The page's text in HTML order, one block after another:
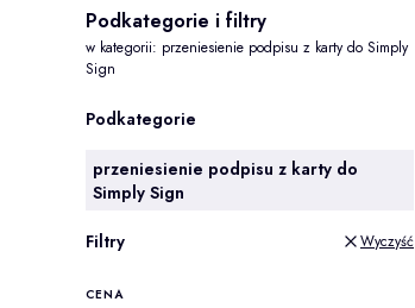
Podkategorie i filtry
w kategorii: przeniesienie podpisu z karty do Simply
Sign
Podkategorie
przeniesienie podpisu z karty do
Simply Sign
Filtry Wyczyść
CENA